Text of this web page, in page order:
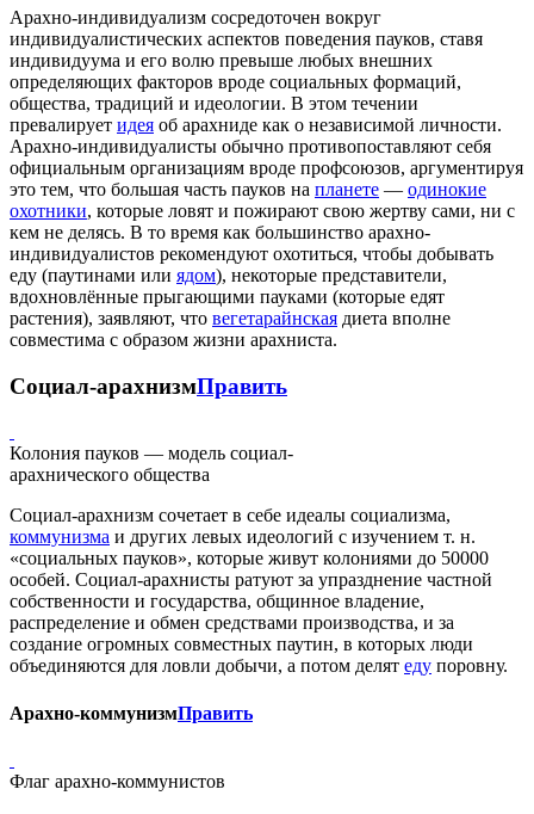
Арахно-индивидуализм сосредоточен вокруг
индивидуалистических аспектов поведения пауков, ставя
индивидуума и его волю превыше любых внешних
определяющих факторов вроде социальных формаций,
общества, традиций и идеологии. В этом течении
превалирует идея об арахниде как о независимой личности.
Арахно-индивидуалисты обычно противопоставляют себя
официальным организациям вроде профсоюзов, аргументируя
это тем, что большая часть пауков на планете — одинокие
охотники, которые ловят и пожирают свою жертву сами, ни с
кем не делясь. В то время как большинство арахно-
индивидуалистов рекомендуют охотиться, чтобы добывать
еду (паутинами или ядом), некоторые представители,
вдохновлённые прыгающими пауками (которые едят
растения), заявляют, что вегетарайнская диета вполне
совместима с образом жизни арахниста.
Социал-арахнизмПравить
Колония пауков — модель социал-
арахнического общества
Социал-арахнизм сочетает в себе идеалы социализма,
коммунизма и других левых идеологий с изучением т. н.
«социальных пауков», которые живут колониями до 50000
особей. Социал-арахнисты ратуют за упразднение частной
собственности и государства, общинное владение,
распределение и обмен средствами производства, и за
создание огромных совместных паутин, в которых люди
объединяются для ловли добычи, а потом делят еду поровну.
Арахно-коммунизмПравить
Флаг арахно-коммунистов